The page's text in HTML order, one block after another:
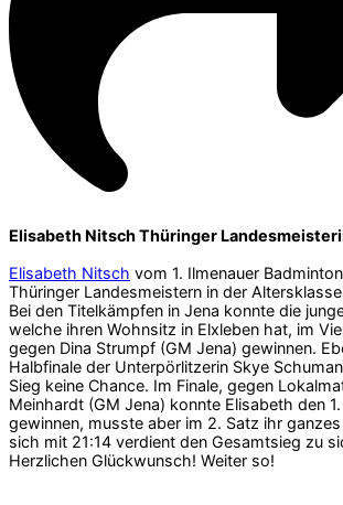
Elisabeth Nitsch Thüringer
Elisabeth Nitsch vom 1. Ilmenauer
Thüringer Landesmeistern in der
Bei den Titelkämpfen in Jena konnte die
welche ihren Wohnsitz in Elxleben hat, im
gegen Dina Strumpf (GM Jena) gewinnen.
Halbfinale der Unterpörlitzerin Skye
Sieg keine Chance. Im Finale, gegen
Meinhardt (GM Jena) konnte Elisabeth den
gewinnen, musste aber im 2. Satz ihr
sich mit 21:14 verdient den Gesamtsieg zu
Herzlichen Glückwunsch! Weiter so!